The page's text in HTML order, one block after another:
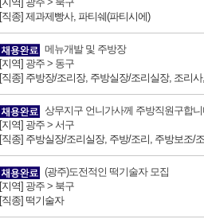
[직종] 제과제빵사, 파티쉐(파티시에)
메뉴개발 및 주방장
[지역] 광주 > 동구
[직종] 주방장/조리장, 주방실장/조리실장, 조리
상무지구 언니가사께 주방직원구합니
[지역] 광주 > 서구
[직종] 주방실장/조리실장, 주방/조리, 주방보조/
(광주)도전적인 떡기술자 모집
[지역] 광주 > 북구
[직종] 떡기술자